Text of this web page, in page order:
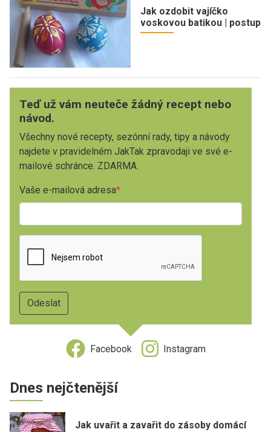
Jak ozdobit vajíčko
voskovou batikou | postup
Teď už vám neuteče žádný recept nebo
návod.
Všechny nové recepty, sezónní rady, tipy a návody
najdete v pravidelném JakTak zpravodaji ve své e-
mailové schránce. ZDARMA.
Vaše e-mailová adresa
Facebook Instagram
Dnes nejčtenější
Jak uvařit a zavařit do zásoby domácí